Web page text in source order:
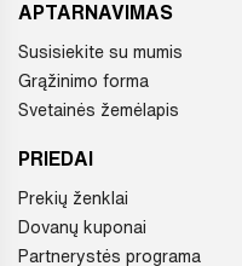
APTARNAVIMAS
Susisiekite su mumis
Grąžinimo forma
Svetainės žemėlapis
PRIEDAI
Prekių ženklai
Dovanų kuponai
Partnerystės programa